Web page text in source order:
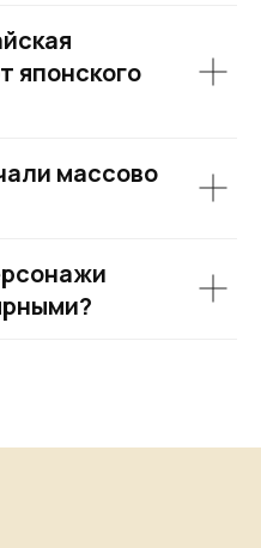
японского
массово